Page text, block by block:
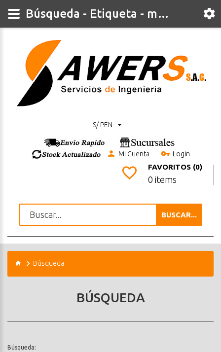
S/ PEN
Mi Cuenta Login
FAVORITOS (0)
0 items
BUSCAR...
Búsqueda
BÚSQUEDA
Búsqueda:
Búsqueda - Etiqueta - medidor